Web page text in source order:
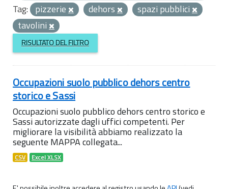
Tag: pizzerie dehors
spazi pubblici
tavolini
RISULTATO DEL FILTRO
Occupazioni suolo pubblico dehors centro
storico e Sassi
Occupazioni suolo pubblico dehors centro storico e
Sassi autorizzate dagli uffici competenti. Per
migliorare la visibilità abbiamo realizzato la
seguente MAPPA collegata...
CSV Excel XLSX